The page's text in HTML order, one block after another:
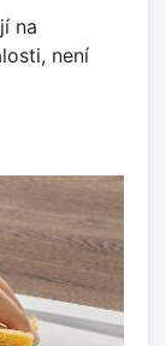
na
není